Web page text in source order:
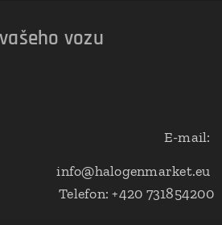
vozu
E-mail:
info@halogenmarket.eu
Telefon: +420 731854200